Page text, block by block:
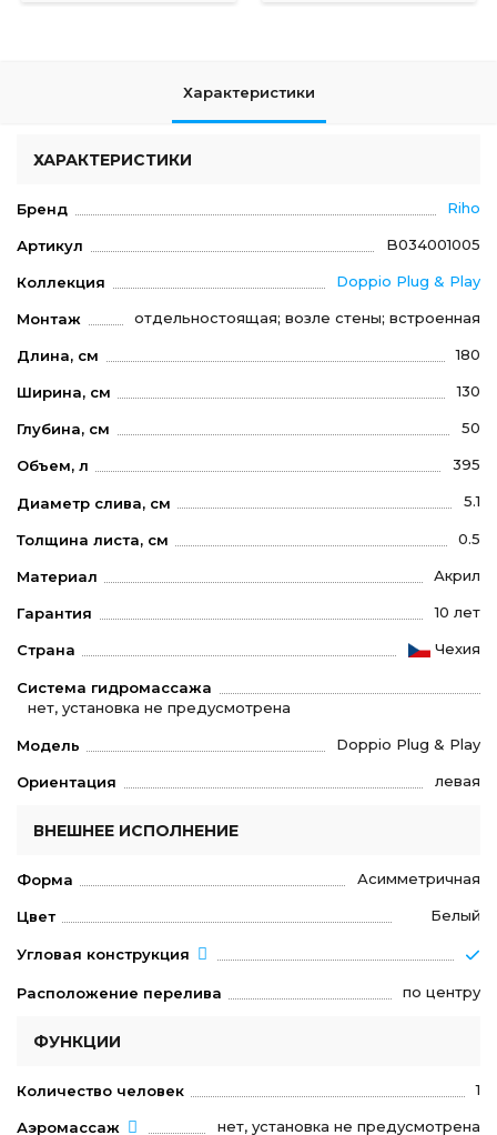
Характеристики
ХАРАКТЕРИСТИКИ
Бренд Riho
Артикул B034001005
Коллекция Doppio Plug & Play
Монтаж отдельностоящая; возле стены; встроенная
Длина, см 180
Ширина, см 130
Глубина, см 50
Объем, л 395
Диаметр слива, см 5.1
Толщина листа, см 0.5
Материал Акрил
Гарантия 10 лет
Страна Чехия
Система гидромассажа
нет, установка не предусмотрена
Модель Doppio Plug & Play
Ориентация левая
ВНЕШНЕЕ ИСПОЛНЕНИЕ
Форма Асимметричная
Цвет Белый
Угловая конструкция
Расположение перелива по центру
ФУНКЦИИ
Количество человек 1
Аэромассаж нет, установка не предусмотрена